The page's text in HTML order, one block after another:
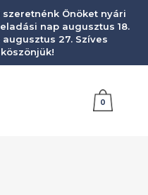
Önöket nyári
nap augusztus 18.
27. Szíves
0